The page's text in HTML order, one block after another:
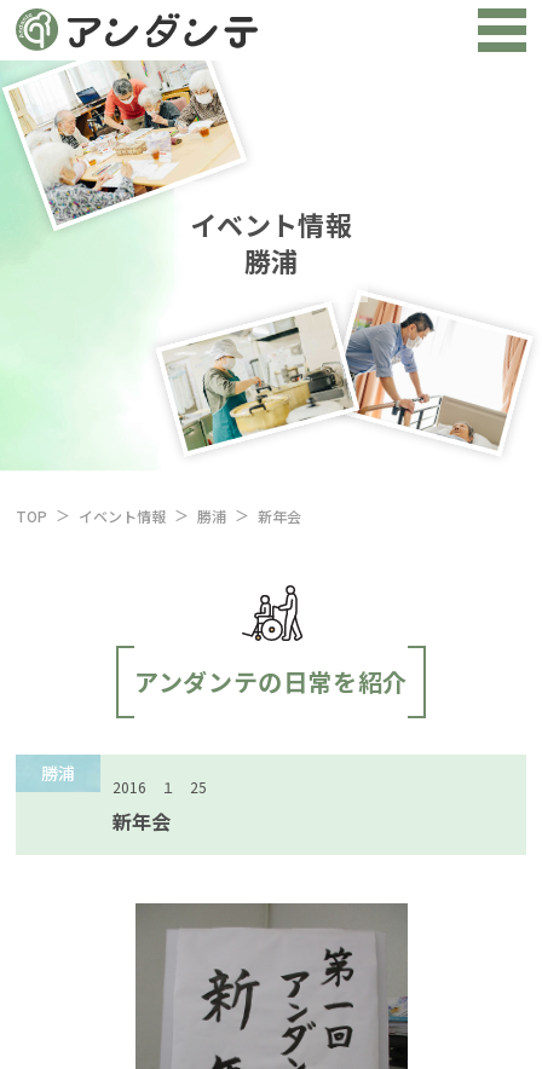
イベント情報
勝浦
TOP イベント情報 勝浦 新年会
アンダンテの日常を紹介
勝浦
2016 １ 25
新年会